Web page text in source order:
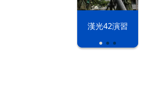
漢光42演習